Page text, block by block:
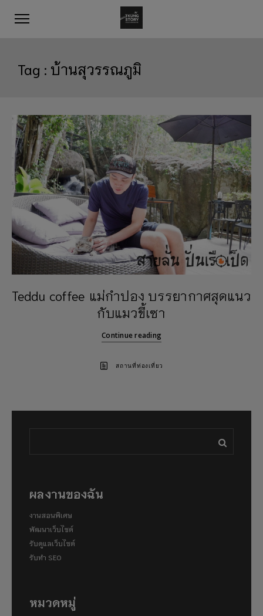
Tag : บ้านสุวรรณภูมิ
Teddu coffee แม่กำปอง บรรยากาศสุดแนว
กับแมวขี้เซา
Continue reading
สถานที่ท่องเที่ยว
ผลงานของฉัน
งานสอนพิเศษ
พัฒนาเว็บไซต์
รับดูแลเว็บไซต์
รับทำ SEO
หมวดหมู่